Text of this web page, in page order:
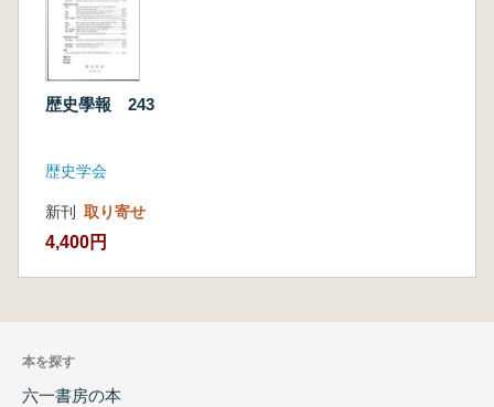
歴史學報 243
歴史学会
新刊 取り寄せ
4,400円
本を探す
六一書房の本